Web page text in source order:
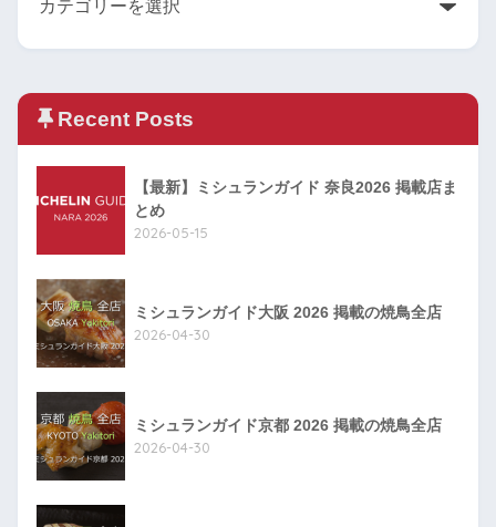
Recent Posts
【最新】ミシュランガイド 奈良2026 掲載店ま
とめ
2026-05-15
ミシュランガイド大阪 2026 掲載の焼鳥全店
2026-04-30
ミシュランガイド京都 2026 掲載の焼鳥全店
2026-04-30